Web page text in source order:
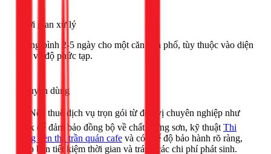
Thời gian xử lý
Trung bình 2-5 ngày cho một căn nhà phố, tùy thuộc vào diện
tích và độ phức tạp.
Khuyên dùng
🟢 Nên thuê dịch vụ trọn gói từ đơn vị chuyên nghiệp như
1Fix để đảm bảo đồng bộ về chất lượng sơn, kỹ thuật Thi
công đèn thả trần quán cafe và có chế độ bảo hành rõ ràng,
giúp bạn tiết kiệm thời gian và tránh các chi phí phát sinh.